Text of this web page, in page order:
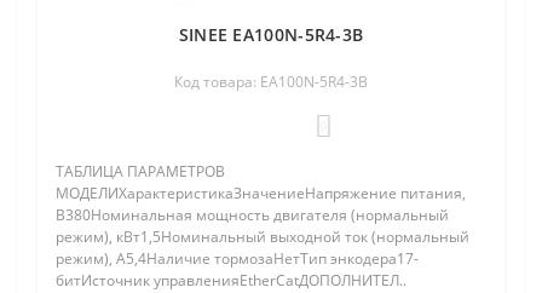
SINEE EA100N-5R4-3B
Код товара: EA100N-5R4-3B
ТАБЛИЦА ПАРАМЕТРОВ
МОДЕЛИХарактеристикаЗначениеНапряжение питания,
В380Номинальная мощность двигателя (нормальный
режим), кВт1,5Номинальный выходной ток (нормальный
режим), A5,4Наличие тормозаНетТип энкодера17-
битИсточник управленияEtherCatДОПОЛНИТЕЛ..